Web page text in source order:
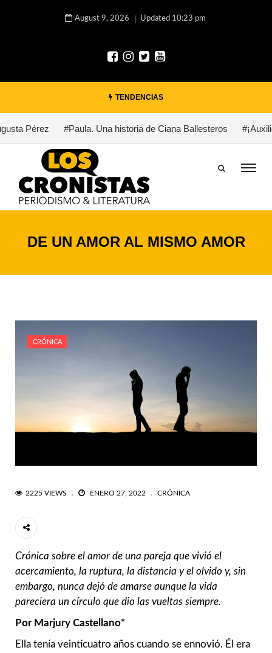
August 9, 2026 Updated 10:23 pm
TENDENCIAS
Pérez #Paula. Una historia de Ciana Ballesteros
DE UN AMOR AL MISMO AMOR
CRÓNICA
2225 VIEWS ENERO 27, 2022 CRÓNICA
Crónica sobre el amor de una pareja que vivió el
acercamiento, la ruptura, la distancia y el olvido y, sin
embargo, nunca dejó de amarse aunque la vida
pareciera un círculo que dio las vueltas siempre.
Por Marjury Castellano*
Ella tenía veinticuatro años cuando se ennovió. Él era